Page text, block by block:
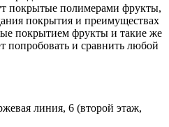
покрытые полимерами фрукты,
покрытия и преимуществах
покрытием фрукты и такие же
попробовать и сравнить любой
линия, 6 (второй этаж,